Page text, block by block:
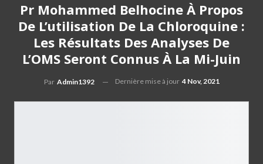
Pr Mohammed Belhocine À Propos
De L’utilisation De La Chloroquine :
Les Résultats Des Analyses De
L’OMS Seront Connus À La Mi-Juin
Par Admin1392 Dernière mise à jour 4 Nov, 2021